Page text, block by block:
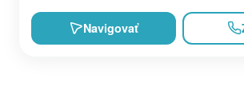
Navigovať